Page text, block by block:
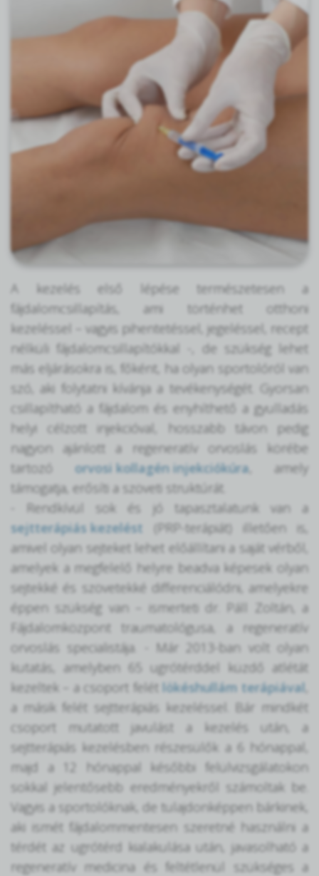
A kezelés első lépése természetesen a
fájdalomcsillapítás, ami történhet otthoni
kezeléssel – vagyis pihentetéssel, jegeléssel, recept
nélküli fájdalomcsillapítókkal -, de szükség lehet
más eljárásokra is, főként, ha olyan sportolóról van
szó, aki folytatni kívánja a tevékenységét. Gyorsan
csillapítható a fájdalom és enyhíthető a gyulladás
helyi célzott injekcióval, hosszabb távon pedig
nagyon ajánlott a regeneratív orvoslás körébe
tartozó orvosi kollagén injekciókúra , amely
támogatja, erősíti a szöveti struktúrát.
- Rendkívül sok és jó tapasztalatunk van a
sejtterápiás kezelést (PRP-terápiát) illetően is,
amivel olyan sejteket lehet előállítani a saját vérből,
amelyek a megfelelő helyre beadva képesek olyan
sejtekké és szövetekké differenciálódni, amelyekre
éppen szükség van – ismerteti dr. Páll Zoltán, a
Fájdalomközpont traumatológusa, a regeneratív
orvoslás specialistája. - Már 2013-ban volt olyan
kutatás, amelyben 65 ugrótérddel küzdő atlétát
kezeltek – a csoport felét lökéshullám terápiával
a másik felét sejtterápiás kezeléssel. Bár mindkét
csoport mutatott javulást a kezelés után, a
sejtterápiás kezelésben részesülők a 6 hónappal,
majd a 12 hónappal későbbi felülvizsgálatokon
sokkal jelentősebb eredményekről számoltak be.
Vagyis a sportolóknak, de tulajdonképpen bárkinek,
aki ismét fájdalommentesen szeretné használni a
térdét az ugrótérd kialakulása után, javasolható a
regeneratív medicina és feltétlenül szükséges a